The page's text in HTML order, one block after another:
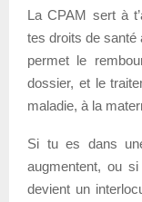
La CPAM sert à
tes droits de santé
permet le
dossier, et le
maladie, à la
Si tu es dans
augmentent, ou
devient un